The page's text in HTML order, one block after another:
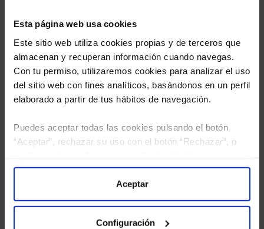
Esta página web usa cookies
Este sitio web utiliza cookies propias y de terceros que
almacenan y recuperan información cuando navegas.
Con tu permiso, utilizaremos cookies para analizar el uso
del sitio web con fines analíticos, basándonos en un perfil
elaborado a partir de tus hábitos de navegación.
Puedes aceptar todas las cookies pulsando el botón
“Aceptar”, rechazar su uso con el botón “Rechazar”, o
“Configuración”. Consulta nuestraPolítica
para más información.
Aceptar
Configuración
tratamiento de mis datos personales.